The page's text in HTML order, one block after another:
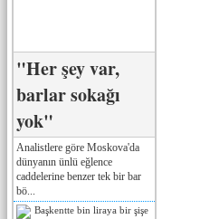
"Her şey var,
barlar sokağı
yok"
Analistlere göre Moskova'da
dünyanın ünlü eğlence
caddelerine benzer tek bir bar
bö...